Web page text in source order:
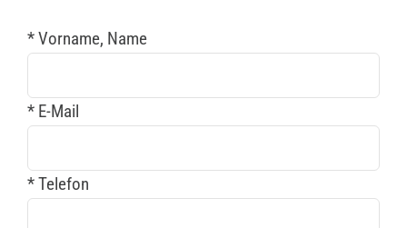
* Vorname, Name
* E-Mail
* Telefon